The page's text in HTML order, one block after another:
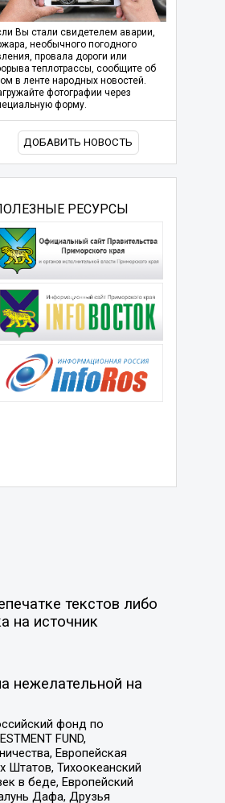
Вы стали свидетелем аварии,
необычного погодного
провала дороги или
теплотрассы, сообщите об
в ленте народных новостей.
фотографии через
форму.
ДОБАВИТЬ НОВОСТЬ
РЕСУРСЫ
текстов либо
на источник
нежелательной на
фонд по
FUND,
Европейская
Тихоокеанский
в беде, Европейский
Дафа, Друзья